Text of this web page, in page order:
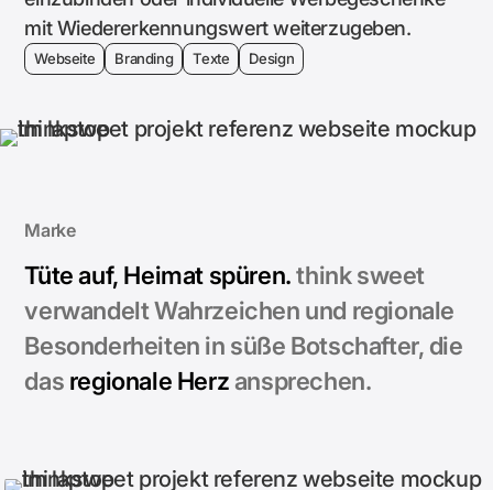
mit Wieder­erkennungswert weiterzugeben.
Webseite Branding Texte Design
Marke
Tüte auf, Heimat spüren.think sweet
verwandelt Wahrzeichen und regionale
Besonderheiten in süße Botschafter, die
das regionale Herzansprechen.